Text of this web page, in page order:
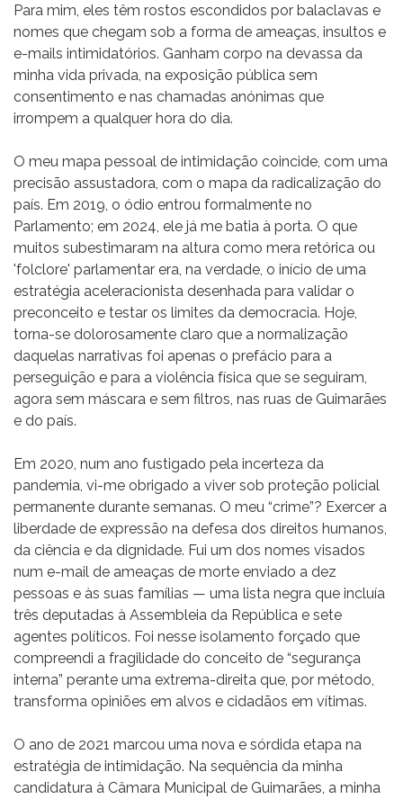
Para mim, eles têm rostos escondidos por balaclavas e
nomes que chegam sob a forma de ameaças, insultos e
e-mails intimidatórios. Ganham corpo na devassa da
minha vida privada, na exposição pública sem
consentimento e nas chamadas anónimas que
irrompem a qualquer hora do dia.
O meu mapa pessoal de intimidação coincide, com uma
precisão assustadora, com o mapa da radicalização do
país. Em 2019, o ódio entrou formalmente no
Parlamento; em 2024, ele já me batia à porta. O que
muitos subestimaram na altura como mera retórica ou
'folclore' parlamentar era, na verdade, o início de uma
estratégia aceleracionista desenhada para validar o
preconceito e testar os limites da democracia. Hoje,
torna-se dolorosamente claro que a normalização
daquelas narrativas foi apenas o prefácio para a
perseguição e para a violência física que se seguiram,
agora sem máscara e sem filtros, nas ruas de Guimarães
e do país.
Em 2020, num ano fustigado pela incerteza da
pandemia, vi-me obrigado a viver sob proteção policial
permanente durante semanas. O meu “crime”? Exercer a
liberdade de expressão na defesa dos direitos humanos,
da ciência e da dignidade. Fui um dos nomes visados
num e-mail de ameaças de morte enviado a dez
pessoas e às suas famílias — uma lista negra que incluía
três deputadas à Assembleia da República e sete
agentes políticos. Foi nesse isolamento forçado que
compreendi a fragilidade do conceito de “segurança
interna” perante uma extrema-direita que, por método,
transforma opiniões em alvos e cidadãos em vítimas.
O ano de 2021 marcou uma nova e sórdida etapa na
estratégia de intimidação. Na sequência da minha
candidatura à Câmara Municipal de Guimarães, a minha